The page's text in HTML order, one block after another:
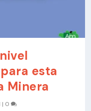
esta
Minera
| 0